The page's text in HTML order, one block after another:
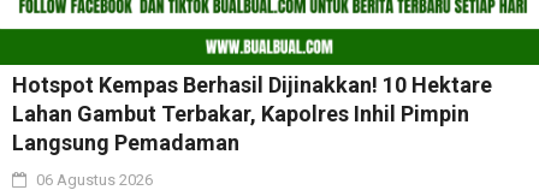
Hotspot Kempas Berhasil Dijinakkan! 10 Hektare
Lahan Gambut Terbakar, Kapolres Inhil Pimpin
Langsung Pemadaman
06 Agustus 2026